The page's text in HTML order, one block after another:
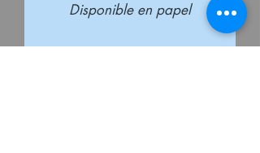
Disponible en papel